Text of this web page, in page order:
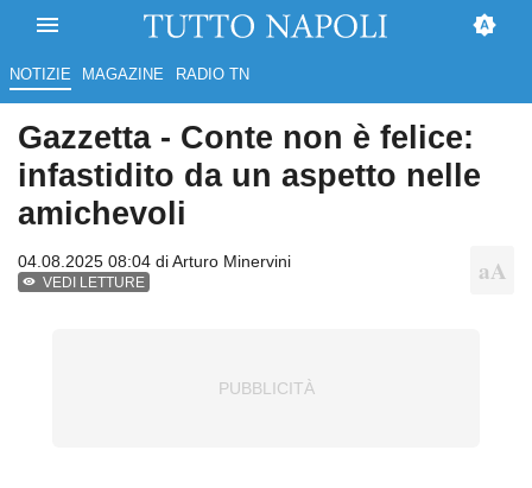
NOTIZIE MAGAZINE RADIO TN
Gazzetta - Conte non è felice:
infastidito da un aspetto nelle
amichevoli
04.08.2025 08:04 diArturo Minervini
VEDI LETTURE